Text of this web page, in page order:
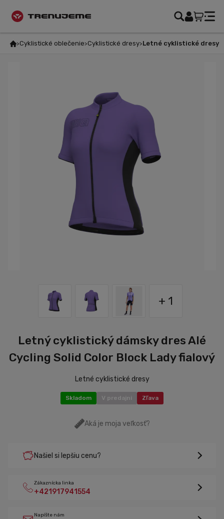
Cyklistické oblečenie Cyklistické dresy Letné cyklistické dresy
+ 1
Letný cyklistický dámsky dres Alé
Cycling Solid Color Block Lady fialový
Letné cyklistické dresy
Skladom V predajni Zľava
Aká je moja veľkosť?
Našiel si lepšiu cenu?
Zákaznícka linka
+421917941554
Napíšte nám